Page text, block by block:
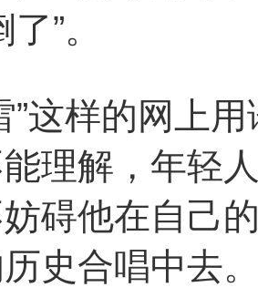
”。
样的网上用
理解，年轻
碍他在自己
史合唱中去